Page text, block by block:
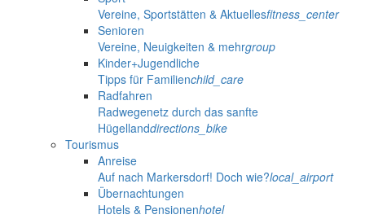
Vereine, Sportstätten & Aktuellesfitness_center
Senioren
Vereine, Neuigkeiten & mehrgroup
Kinder+Jugendliche
Tipps für Familienchild_care
Radfahren
Radwegenetz durch das sanfte
Hügellanddirections_bike
Tourismus
Anreise
Auf nach Markersdorf! Doch wie?local_airport
Übernachtungen
Hotels & Pensionenhotel